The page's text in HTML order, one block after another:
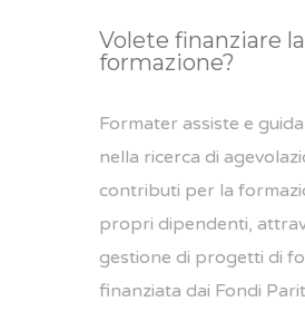
Volete finanziare
formazione?
Formater assiste e
nella ricerca di
contributi per la
propri dipendenti,
gestione di progetti di
finanziata dai Fondi